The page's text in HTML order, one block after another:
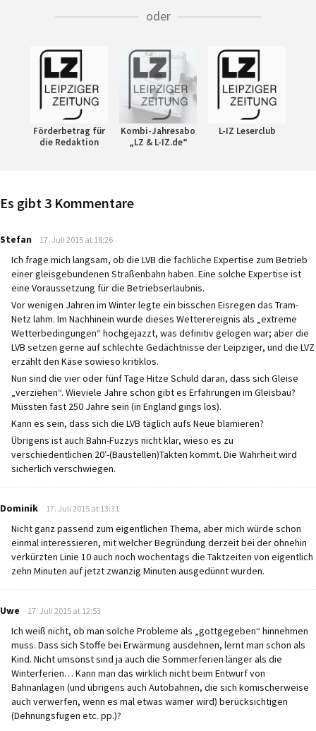
oder
Förderbetrag für
die Redaktion
Kombi-Jahresabo
„LZ & L-IZ.de“
L-IZ Leserclub
Es gibt 3 Kommentare
Stefan says:
17. Juli 2015 at 18:26
Ich frage mich langsam, ob die LVB die fachliche Expertise zum Betrieb
einer gleisgebundenen Straßenbahn haben. Eine solche Expertise ist
eine Voraussetzung für die Betriebserlaubnis.
Vor wenigen Jahren im Winter legte ein bisschen Eisregen das Tram-
Netz lahm. Im Nachhinein wurde dieses Wetterereignis als „extreme
Wetterbedingungen“ hochgejazzt, was definitiv gelogen war; aber die
LVB setzen gerne auf schlechte Gedächtnisse der Leipziger, und die LVZ
erzählt den Käse sowieso kritiklos.
Nun sind die vier oder fünf Tage Hitze Schuld daran, dass sich Gleise
„verziehen“. Wieviele Jahre schon gibt es Erfahrungen im Gleisbau?
Müssten fast 250 Jahre sein (in England gings los).
Kann es sein, dass sich die LVB täglich aufs Neue blamieren?
Übrigens ist auch Bahn-Fuzzys nicht klar, wieso es zu
verschiedentlichen 20′-(Baustellen)Takten kommt. Die Wahrheit wird
sicherlich verschwiegen.
Dominik says:
17. Juli 2015 at 13:31
Nicht ganz passend zum eigentlichen Thema, aber mich würde schon
einmal interessieren, mit welcher Begründung derzeit bei der ohnehin
verkürzten Linie 10 auch noch wochentags die Taktzeiten von eigentlich
zehn Minuten auf jetzt zwanzig Minuten ausgedünnt wurden.
Uwe says:
17. Juli 2015 at 12:53
Ich weiß nicht, ob man solche Probleme als „gottgegeben“ hinnehmen
muss. Dass sich Stoffe bei Erwärmung ausdehnen, lernt man schon als
Kind. Nicht umsonst sind ja auch die Sommerferien länger als die
Winterferien… Kann man das wirklich nicht beim Entwurf von
Bahnanlagen (und übrigens auch Autobahnen, die sich komischerweise
auch verwerfen, wenn es mal etwas wämer wird) berücksichtigen
(Dehnungsfugen etc. pp.)?